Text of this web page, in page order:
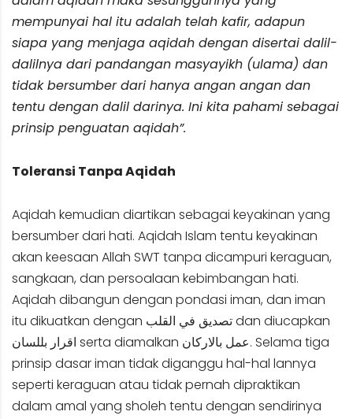
mempunyai hal itu adalah telah kafir, adapun
siapa yang menjaga aqidah dengan disertai dalil-
dalilnya dari pandangan masyayikh (ulama) dan
tidak bersumber dari hanya angan angan dan
tentu dengan dalil darinya. Ini kita pahami sebagai
prinsip penguatan aqidah”.
Toleransi Tanpa Aqidah
Aqidah kemudian diartikan sebagai keyakinan yang
bersumber dari hati. Aqidah Islam tentu keyakinan
akan keesaan Allah SWT tanpa dicampuri keraguan,
sangkaan, dan persoalaan kebimbangan hati.
Aqidah dibangun dengan pondasi iman, dan iman
itu dikuatkan dengan تصديق في القلب dan diucapkan
اقرار بللسان serta diamalkan عمل بالاركان. Selama tiga
prinsip dasar iman tidak diganggu hal-hal lannya
seperti keraguan atau tidak pernah dipraktikan
dalam amal yang sholeh tentu dengan sendirinya